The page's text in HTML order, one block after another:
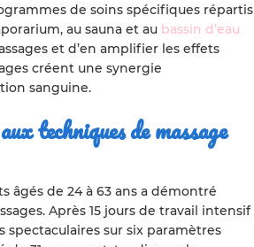
de soins spécifiques répartis
au sauna et au bassin d’eau
et d’en amplifier les effets
créent une synergie
sanguine.
techniques de massage
âgés de 24 à 63 ans a démontré
Après 15 jours de travail intensif
spectaculaires sur six paramètres